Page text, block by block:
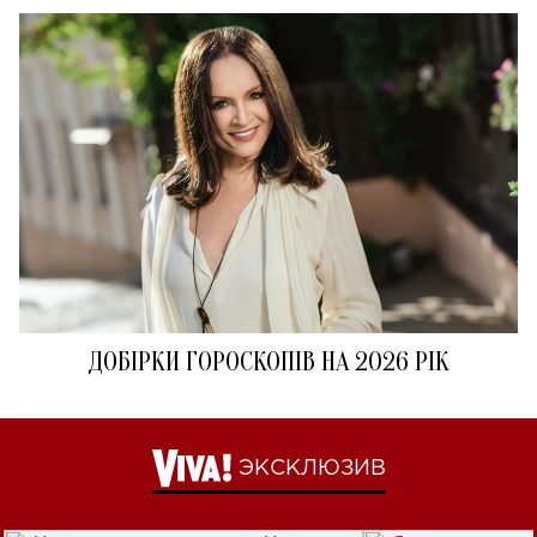
ДОБІРКИ ГОРОСКОПІВ НА 2026 РІК
ЭКСКЛЮЗИВ